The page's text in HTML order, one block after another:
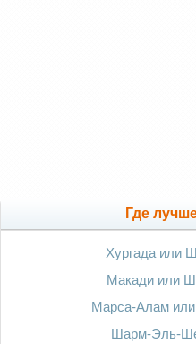
Где
Хургада или
Макади или
Марса-Алам
Шарм-Эль-